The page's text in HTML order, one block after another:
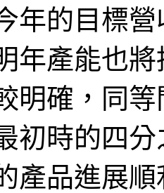
年的目標
年產能也
明確，同
初時的四
產品進展